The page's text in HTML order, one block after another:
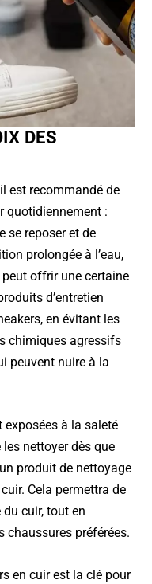
DES
est recommandé de
quotidiennement :
se reposer et de
prolongée à l’eau,
offrir une certaine
d’entretien
en évitant les
chimiques agressifs
peuvent nuire à la
exposées à la saleté
nettoyer dès que
produit de nettoyage
Cela permettra de
du cuir, tout en
chaussures préférées.
en cuir est la clé pour